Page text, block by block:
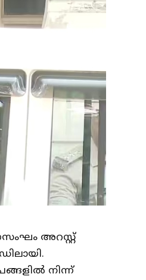
അറസ്റ്റ്
നിന്ന്